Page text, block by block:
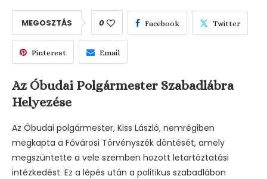
MEGOSZTÁS 0 Facebook Twitter
Pinterest Email
Az Óbudai Polgármester Szabadlábra
Helyezése
Az Óbudai polgármester, Kiss László, nemrégiben
megkapta a Fővárosi Törvényszék döntését, amely
megszüntette a vele szemben hozott letartóztatási
intézkedést. Ez a lépés után a politikus szabadlábon